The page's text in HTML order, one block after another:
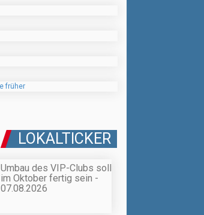
LOKALTICKER
Umbau des VIP-Clubs soll
im Oktober fertig sein -
07.08.2026